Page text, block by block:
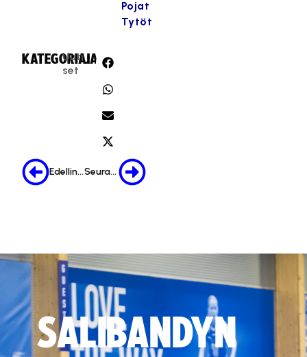
Pojat
Tytöt
KATEGORIA:
Uuti
set
JAA:
Edellinen Seuraava
SALIBANDYN